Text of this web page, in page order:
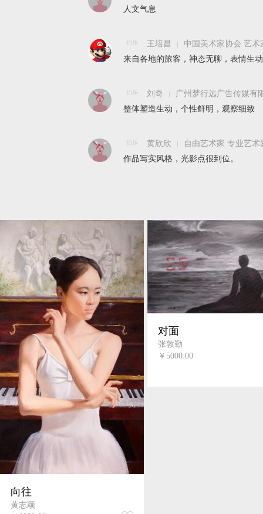
人文气息
伯乐 王培昌
中国美术家协会 艺术
来自各地的旅客，神态无聊，表情生
伯乐 刘奇
广州梦行远广告传媒有
整体塑造生动，个性鲜明，观察细致
伯乐 黄欣欣
自由艺术家 专业艺
作品写实风格，光影点很到位。
向往
黄志颖
对面
张敦勤
￥5000.00